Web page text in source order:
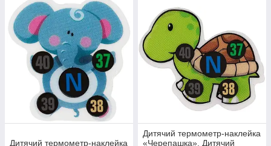
Дитячий термометр-наклейка
Дитячий термометр-наклейка
«Черепашка». Дитячий